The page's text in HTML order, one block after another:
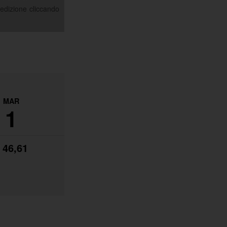
cliccando
MAR
1